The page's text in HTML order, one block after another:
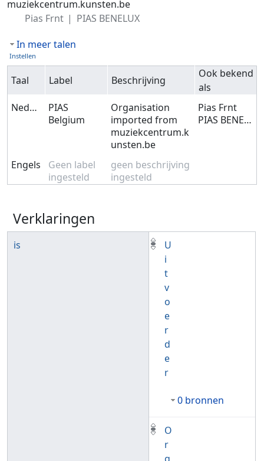
muziekcentrum.kunsten.be
Pias Frnt
PIAS BENELUX
In meer talen
Instellen
Taal Label Beschrijving
Ook bekend
als
Nederlands
PIAS
Belgium
Organisation
imported from
muziekcentrum.k
unsten.be
Pias Frnt
PIAS BENELUX
Engels
Geen label
ingesteld
geen beschrijving
ingesteld
Verklaringen
is
U
i
t
v
o
e
r
d
e
r
0 bronnen
O
r